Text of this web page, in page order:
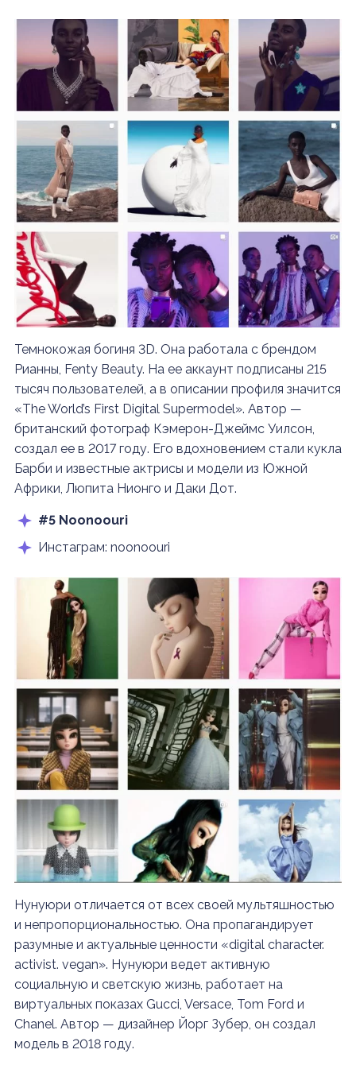
Темнокожая богиня 3D. Она работала с брендом
Рианны, Fenty Beauty. На ее аккаунт подписаны 215
тысяч пользователей, а в описании профиля значится
«The World’s First Digital Supermodel». Автор —
британский фотограф Кэмерон-Джеймс Уилсон,
создал ее в 2017 году. Его вдохновением стали кукла
Барби и известные актрисы и модели из Южной
Африки, Люпита Нионго и Даки Дот.
#5 Noonoouri
Инстаграм: noonoouri
Нунуюри отличается от всех своей мультяшностью
и непропорциональностью. Она пропагандирует
разумные и актуальные ценности «digital character.
activist. vegan». Нунуюри ведет активную
социальную и светскую жизнь, работает на
виртуальных показах Gucci, Versace, Tom Ford и
Chanel. Автор — дизайнер Йорг Зубер, он создал
модель в 2018 году.